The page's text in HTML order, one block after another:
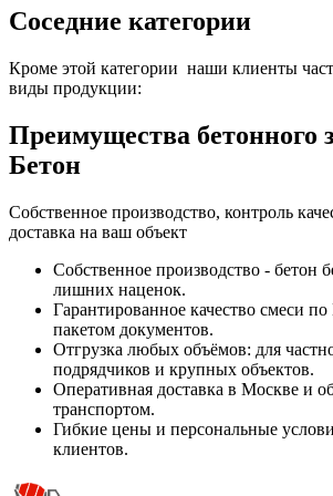
Соседние категории
Кроме этой категории наши клиенты
виды продукции:
Преимущества бетонного
Бетон
Собственное производство, контроль
доставка на ваш объект
Собственное производство - бетон
лишних наценок.
Гарантированное качество смеси
пакетом документов.
Отгрузка любых объёмов: для
подрядчиков и крупных объектов.
Оперативная доставка в Москве и
транспортом.
Гибкие цены и персональные
клиентов.